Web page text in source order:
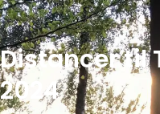
Distancer til
2024